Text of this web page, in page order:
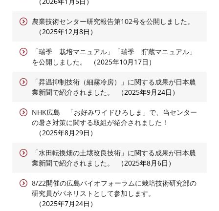
農業技術センター研究報告第102号を公開しました。
2025年12月8日
「瑞季 栽培マニュアル」「瑞季 貯蔵マニュアル」
を公開しました。
2025年10月17日
「昇温抑制技術（細霧冷房）」に関する成果が日本農
業新聞で紹介されました。
2025年9月24日
NHK広島 「お好みワイドひろしま」で、当センター
の暑さ対策に関する取組が紹介されました！
2025年8月29日
「水田転換畑の土壌改良技術」に関する成果が日本農
業新聞で紹介されました。
2025年8月6日
8/22開催の広島バイオフォーラムに栽培技術研究部の
研究員がパネリストとして参加します。
2025年7月24日